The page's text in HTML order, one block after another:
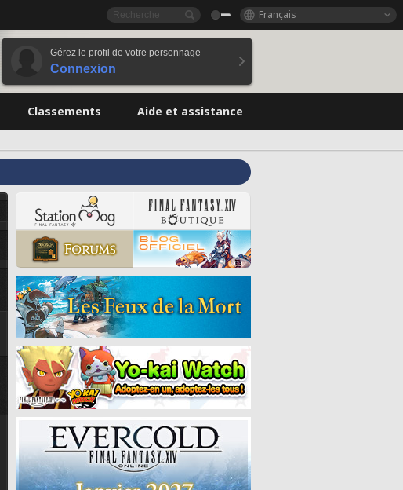
Français
Gérez le profil de votre personnage
Connexion
Classements Aide et assistance